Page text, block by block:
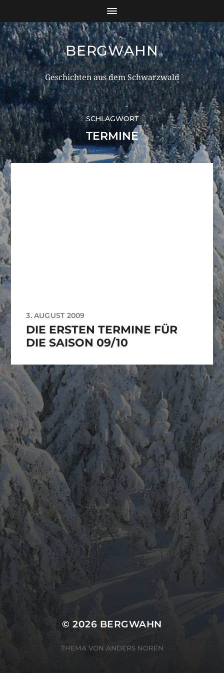
BERGWAHN
Geschichten aus dem Schwarzwald
SCHLAGWORT
TERMINE
3. AUGUST 2009
DIE ERSTEN TERMINE FÜR
DIE SAISON 09/10
ARCHIV
META
Anmelden
Eintrags-Feed
Kommentar-Feed
WordPress.org
© 2026 BERGWAHN
THEMA VON ANDERS NORÉN